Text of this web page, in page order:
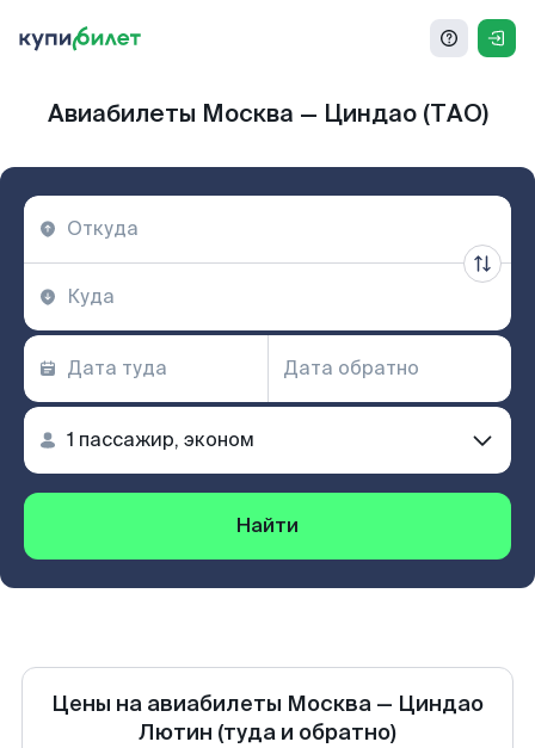
Авиабилеты Москва — Циндао (TAO)
Найти
Цены на авиабилеты Москва — Циндао
Лютин (туда и обратно)